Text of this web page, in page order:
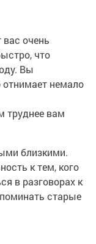
очень
что
Вы
отнимает немало
труднее вам
близкими.
к тем, кого
в разговорах к
старые